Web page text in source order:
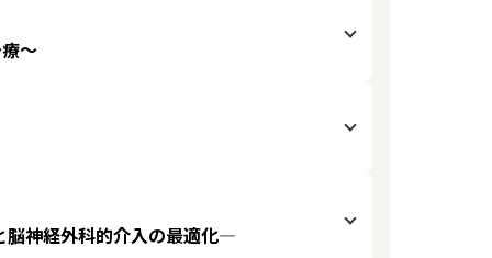
〜
脳神経外科的介入の最適化―